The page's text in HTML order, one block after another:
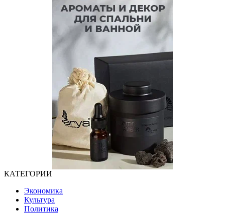
КАТЕГОРИИ
Экономика
Культура
Политика